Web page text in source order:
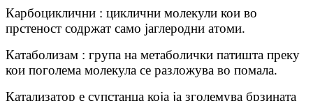
Карбоциклични : циклични молекули кои во
прстеност содржат само јаглеродни атоми.
Катаболизам : група на метаболички патишта преку
кои поголема молекула се разложува во помала.
Катализатор е супстанца која ја зголемува брзината